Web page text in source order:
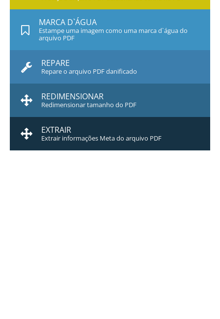
MARCA D`ÁGUA
Estampe uma imagem como uma marca d`água do
arquivo PDF
REPARE
Repare o arquivo PDF danificado
REDIMENSIONAR
Redimensionar tamanho do PDF
EXTRAIR
Extrair informações Meta do arquivo PDF